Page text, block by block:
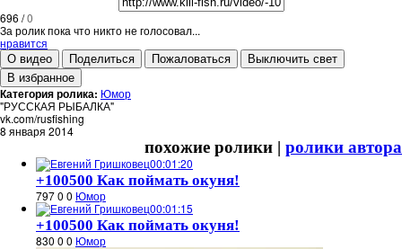
696 /0
За ролик пока что никто не голосовал...
нравится
О видео Поделиться Пожаловаться
Выключить свет
В избранное
Категория ролика: Юмор
"РУССКАЯ РЫБАЛКА"
vk.com/rusfishing
8 января 2014
похожие ролики | ролики автора
00:01:20
+100500 Как поймать окуня!
7970 0 Юмор
00:01:15
+100500 Как поймать окуня!
830 0 0 Юмор